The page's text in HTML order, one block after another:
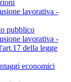
lavorativa -
pubblico
lavorativa -
della legge
economici